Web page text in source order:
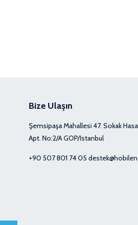
Bize Ulaşın
Şemsipaşa Mahallesi 47. Sokak
Apt. No:2/A GOP/Istanbul
+90 507 801 74 05